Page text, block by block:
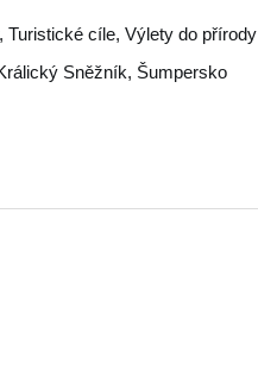
Turistické cíle, Výlety do přírody
Sněžník, Šumpersko